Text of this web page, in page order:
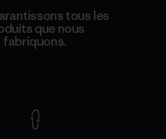
tous les
que nous
fabriquons.